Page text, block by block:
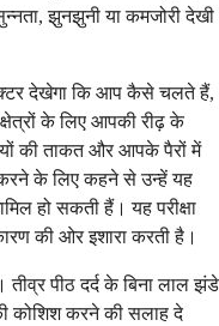
झुनझुनी या कमजोरी देखी
देखेगा कि आप कैसे चलते हैं,
के लिए आपकी रीढ़ के
की ताकत और आपके पैरों में
के लिए कहने से उन्हें यह
हो सकती हैं। यह परीक्षा
की ओर इशारा करती है।
पीठ दर्द के बिना लाल झंडे
कोशिश करने की सलाह दे